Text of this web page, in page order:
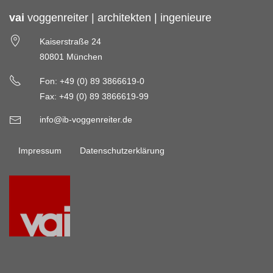
vai voggenreiter | architekten | ingenieure
Kaiserstraße 24
80801 München
Fon: +49 (0) 89 3866619-0
Fax: +49 (0) 89 3866619-99
info@ib-voggenreiter.de
Impressum Datenschutzerklärung